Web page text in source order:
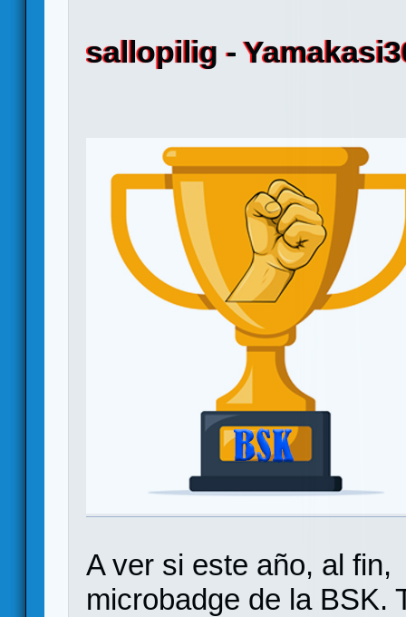
sallopilig -
A ver si este año, al
microbadge de la BSK.